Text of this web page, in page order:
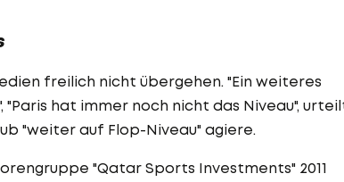
freilich nicht übergehen. "Ein weiteres
"Paris hat immer noch nicht das Niveau",
"weiter auf Flop-Niveau" agiere.
"Qatar Sports Investments" 2011